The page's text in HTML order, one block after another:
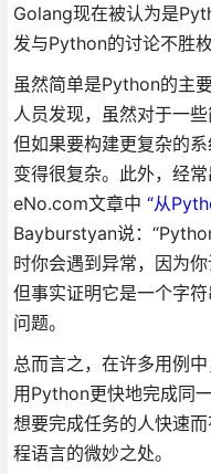
Golang现在被认为是
发与Python的讨论不胜
虽然简单是Python的主
人员发现，虽然对于一
但如果要构建更复杂的
变得很复杂。此外，经
eNo.com文章中 “从
Bayburstyan说：
时你会遇到异常，因为
但事实证明它是一个字
问题。
总而言之，在许多用例
用Python更快地完成同
想要完成任务的人快速
程语言的微妙之处。